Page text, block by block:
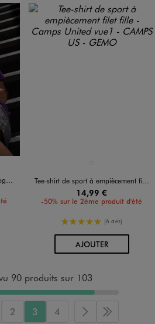
Tee-shirt de sport à empiècement filet fille - Camps United
14,99 €
-50% sur le 2ème produit d'été
5/5 de moyenne
(6 avis)
AJOUTERAU PANIER
90 produits sur 103
2 3 4 Page suivante
Dernière